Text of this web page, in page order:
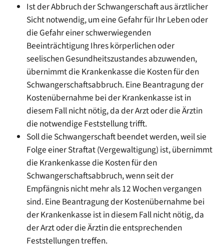
Ist der Abbruch der Schwangerschaft aus ärztlicher
Sicht notwendig, um eine Gefahr für Ihr Leben oder
die Gefahr einer schwerwiegenden
Beeinträchtigung Ihres körperlichen oder
seelischen Gesundheitszustandes abzuwenden,
übernimmt die Krankenkasse die Kosten für den
Schwangerschaftsabbruch. Eine Beantragung der
Kostenübernahme bei der Krankenkasse ist in
diesem Fall nicht nötig, da der Arzt oder die Ärztin
die notwendige Feststellung trifft.
Soll die Schwangerschaft beendet werden, weil sie
Folge einer Straftat (Vergewaltigung) ist, übernimmt
die Krankenkasse die Kosten für den
Schwangerschaftsabbruch, wenn seit der
Empfängnis nicht mehr als 12 Wochen vergangen
sind. Eine Beantragung der Kostenübernahme bei
der Krankenkasse ist in diesem Fall nicht nötig, da
der Arzt oder die Ärztin die entsprechenden
Feststellungen treffen.